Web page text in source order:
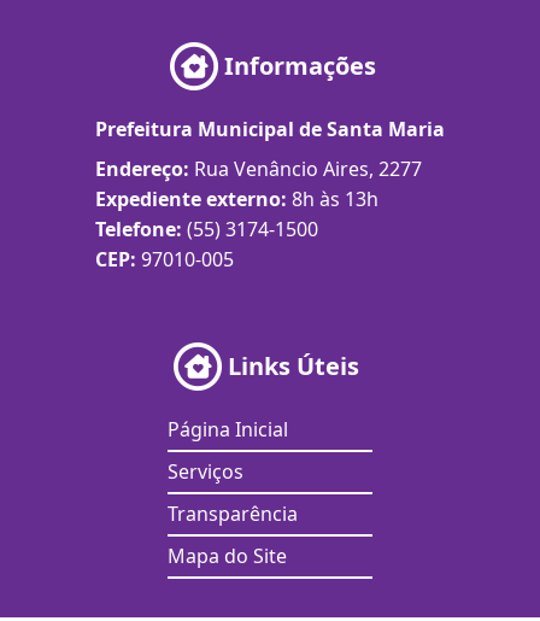
Informações
Prefeitura Municipal de Santa Maria
Endereço: Rua Venâncio Aires, 2277
Expediente externo: 8h às 13h
Telefone: (55) 3174-1500
CEP: 97010-005
Links Úteis
Página Inicial
Serviços
Transparência
Mapa do Site